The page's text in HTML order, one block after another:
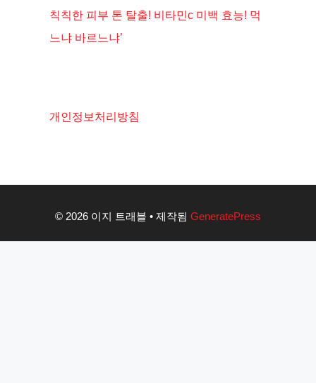
칙칙한 피부 톤 탈출! 비타민c 미백 효능! 먹
느냐 바르느냐’
개인정보처리방침
© 2026 이지 트래블 • 제작됨 GeneratePress